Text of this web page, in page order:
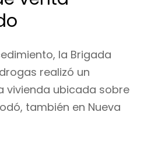
la Brigada
realizó un
vivienda ubicada sobre
también en Nueva